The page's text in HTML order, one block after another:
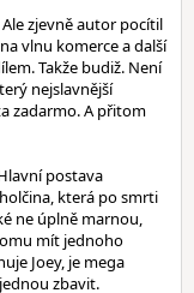
zjevně autor pocítil
vlnu komerce a další
Takže budiž. Není
nejslavnější
zadarmo. A přitom
postava
která po smrti
ne úplně marnou,
mít jednoho
Joey, je mega
zbavit.